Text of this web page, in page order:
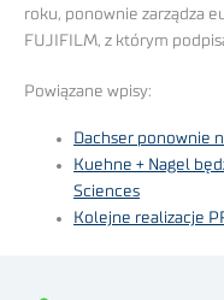
roku, ponownie zarządza
FUJIFILM, z którym
Powiązane wpisy:
Dachser ponownie
Kuehne + Nagel
Sciences
Kolejne realizacje